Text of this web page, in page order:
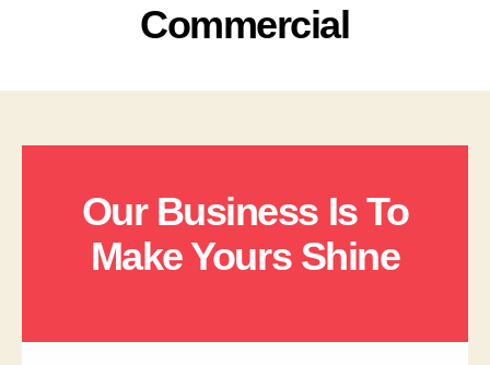
Commercial
Our Business Is To
Make Yours Shine